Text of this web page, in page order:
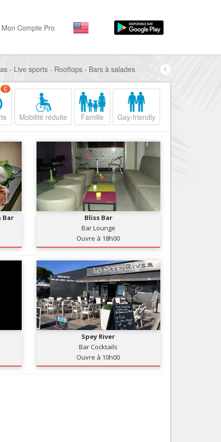
Par activité
Hôtels, ...
Visiter
Restaurants, ...
Commerces
Mode, ...
Loisirs
Plages, sports, ...
Services
Tourisme, ...
Par quartiers
Nice Promenade du
Nice le Port
Nice le Vieux Nice
Nice le Coeur de Ville
Nice les Collines Niçoises
Nice le petit Marais Niçois
Nice la plaine du Var
Nice Aéroport
Mon Compte Pro
- Live sports - Rooftops - Bars à salades
6
Mobilité réduite Famille Gay-friendly
Bar
Bliss Bar
Bar Lounge
Ouvre à 18h00
Spey River
Bar Cocktails
Ouvre à 10h00